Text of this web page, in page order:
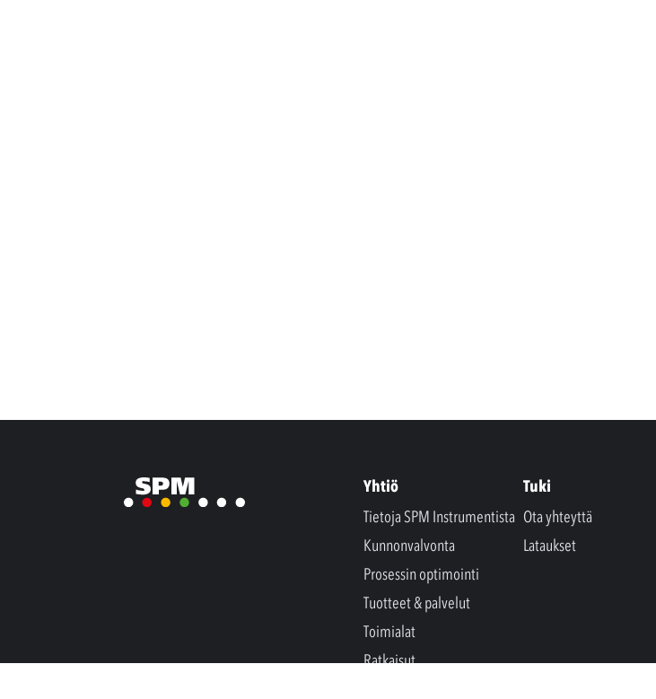
Yhtiö
Tietoja SPM Instrumentista
Kunnonvalvonta
Prosessin optimointi
Tuotteet & palvelut
Toimialat
Ratkaisut
Tuki
Ota yhteyttä
Lataukset